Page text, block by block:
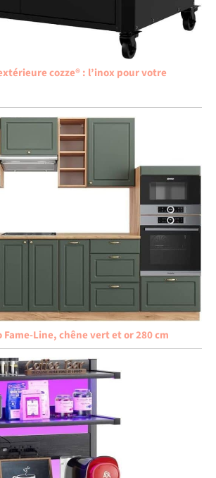
cozze® : l’inox pour votre
Fame-Line, chêne vert et or 280 cm